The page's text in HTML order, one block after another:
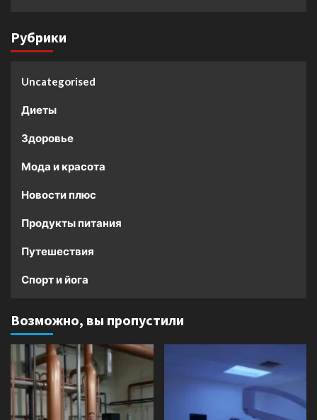
Рубрики
Uncategorised
Диеты
Здоровье
Мода и красота
Новости плюс
Продукты питания
Путешествия
Спорт и йога
Возможно, вы пропустили